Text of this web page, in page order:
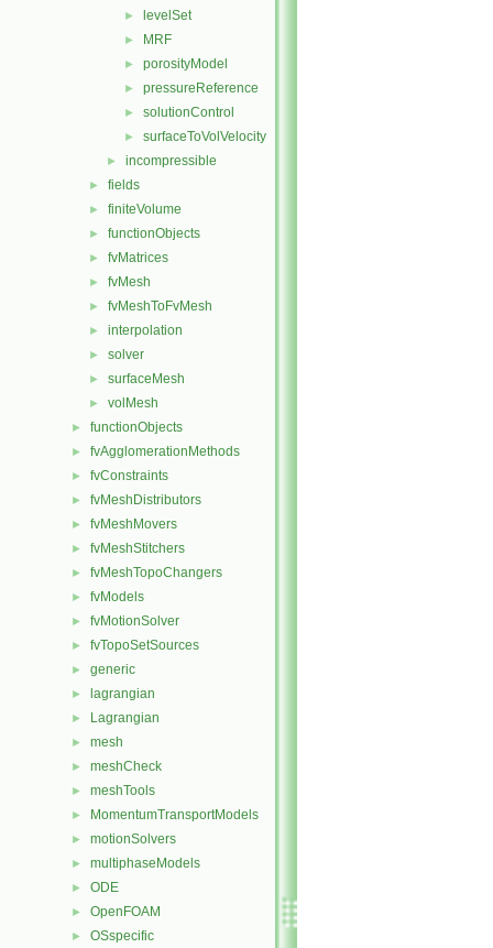
► levelSet
► MRF
► porosityModel
► pressureReference
► solutionControl
► surfaceToVolVelocity
► incompressible
► fields
► finiteVolume
► functionObjects
► fvMatrices
► fvMesh
► fvMeshToFvMesh
► interpolation
► solver
► surfaceMesh
► volMesh
► functionObjects
► fvAgglomerationMethods
► fvConstraints
► fvMeshDistributors
► fvMeshMovers
► fvMeshStitchers
► fvMeshTopoChangers
► fvModels
► fvMotionSolver
► fvTopoSetSources
► generic
► lagrangian
► Lagrangian
► mesh
► meshCheck
► meshTools
► MomentumTransportModels
► motionSolvers
► multiphaseModels
► ODE
► OpenFOAM
► OSspecific